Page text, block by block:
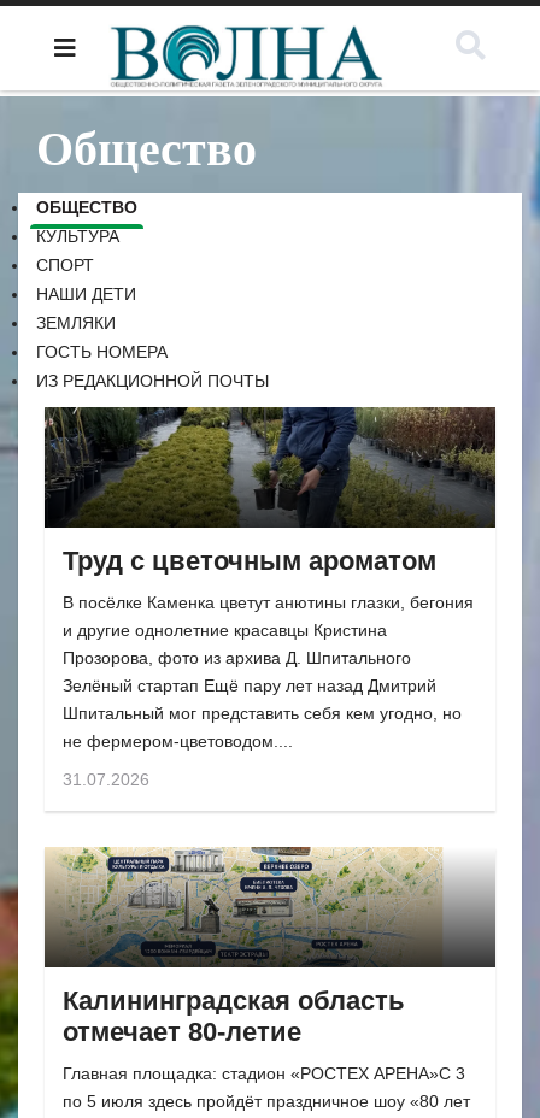
Общество
ОБЩЕСТВО
КУЛЬТУРА
СПОРТ
НАШИ ДЕТИ
ЗЕМЛЯКИ
ГОСТЬ НОМЕРА
ИЗ РЕДАКЦИОННОЙ ПОЧТЫ
Труд с цветочным ароматом
В посёлке Каменка цветут анютины глазки, бегония
и другие однолетние красавцы Кристина
Прозорова, фото из архива Д. Шпитального
Зелёный стартап Ещё пару лет назад Дмитрий
Шпитальный мог представить себя кем угодно, но
не фермером-цветоводом....
31.07.2026
Калининградская область
отмечает 80-летие
Главная площадка: стадион «РОСТЕХ АРЕНА»С 3
по 5 июля здесь пройдёт праздничное шоу «80 лет